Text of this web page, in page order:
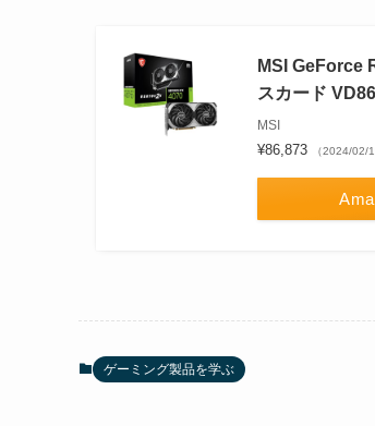
MSI GeForce
スカード
MSI
¥86,873 （2024/02/
ゲーミング製品を学ぶ